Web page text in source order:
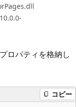
ロパティを格納し
コピー